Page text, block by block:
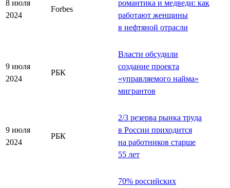
8 июля
2024
Forbes
романтика и медведи: как
работают женщины
в нефтяной отрасли
9 июля
2024
РБК
Власти обсудили
создание проекта
«управляемого найма»
мигрантов
9 июля
2024
РБК
2/3 резерва рынка труда
в России приходится
на работников старше
55 лет
70% российских